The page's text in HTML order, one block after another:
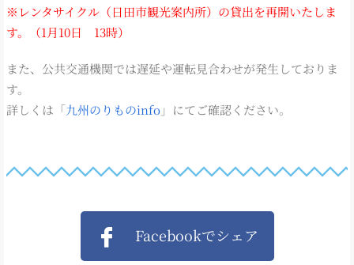
※レンタサイクル（日田市観光案内所）の貸出を再開いたしま
す。（1月10日 13時）
また、公共交通機関では遅延や運転見合わせが発生しておりま
す。
詳しくは「九州のりものinfo」にてご確認ください。
Facebookでシェア